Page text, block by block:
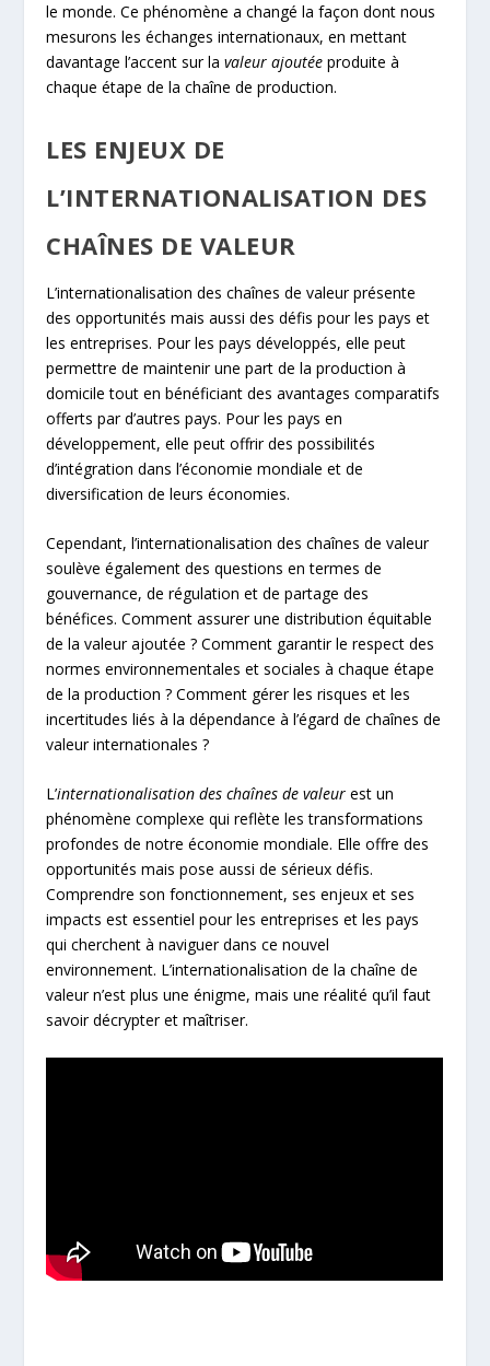
le monde. Ce phénomène a changé la façon dont nous
mesurons les échanges internationaux, en mettant
davantage l’accent sur lavaleur ajoutée produite à
chaque étape de la chaîne de production.
LES ENJEUX DE
L’INTERNATIONALISATION DES
CHAÎNES DE VALEUR
L’internationalisation des chaînes de valeur présente
des opportunités mais aussi des défis pour les pays et
les entreprises. Pour les pays développés, elle peut
permettre de maintenir une part de la production à
domicile tout en bénéficiant des avantages comparatifs
offerts par d’autres pays. Pour les pays en
développement, elle peut offrir des possibilités
d’intégration dans l’économie mondiale et de
diversification de leurs économies.
Cependant, l’internationalisation des chaînes de valeur
soulève également des questions en termes de
gouvernance, de régulation et de partage des
bénéfices. Comment assurer une distribution équitable
de la valeur ajoutée ? Comment garantir le respect des
normes environnementales et sociales à chaque étape
de la production ? Comment gérer les risques et les
incertitudes liés à la dépendance à l’égard de chaînes de
valeur internationales ?
L’internationalisation des chaînes de valeur est un
phénomène complexe qui reflète les transformations
profondes de notre économie mondiale. Elle offre des
opportunités mais pose aussi de sérieux défis.
Comprendre son fonctionnement, ses enjeux et ses
impacts est essentiel pour les entreprises et les pays
qui cherchent à naviguer dans ce nouvel
environnement. L’internationalisation de la chaîne de
valeur n’est plus une énigme, mais une réalité qu’il faut
savoir décrypter et maîtriser.